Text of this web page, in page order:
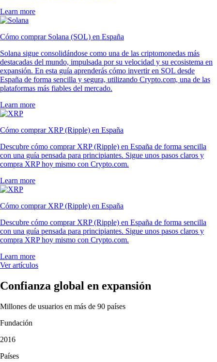
Learn more
Cómo comprar Solana (SOL) en España
Solana sigue consolidándose como una de las criptomonedas más
destacadas del mundo, impulsada por su velocidad y su ecosistema en
expansión. En esta guía aprenderás cómo invertir en SOL desde
España de forma sencilla y segura, utilizando Crypto.com, una de las
plataformas más fiables del mercado.
Learn more
Cómo comprar XRP (Ripple) en España
Descubre cómo comprar XRP (Ripple) en España de forma sencilla
con una guía pensada para principiantes. Sigue unos pasos claros y
compra XRP hoy mismo con Crypto.com.
Learn more
Cómo comprar XRP (Ripple) en España
Descubre cómo comprar XRP (Ripple) en España de forma sencilla
con una guía pensada para principiantes. Sigue unos pasos claros y
compra XRP hoy mismo con Crypto.com.
Learn more
Ver artículos
Confianza global en expansión
Millones de usuarios en más de 90 países
Fundación
2016
Países